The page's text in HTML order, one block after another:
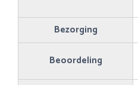
Bezorging
Beoordeling